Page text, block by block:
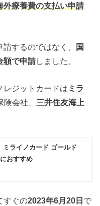
外療養費の支払い申請
するのではなく、
国
額で申請しました。
レジットカードは ミラ
会社、 三井住友海上
ミライノカード ゴールド
おすすめ
すぐの2023年6月20日で